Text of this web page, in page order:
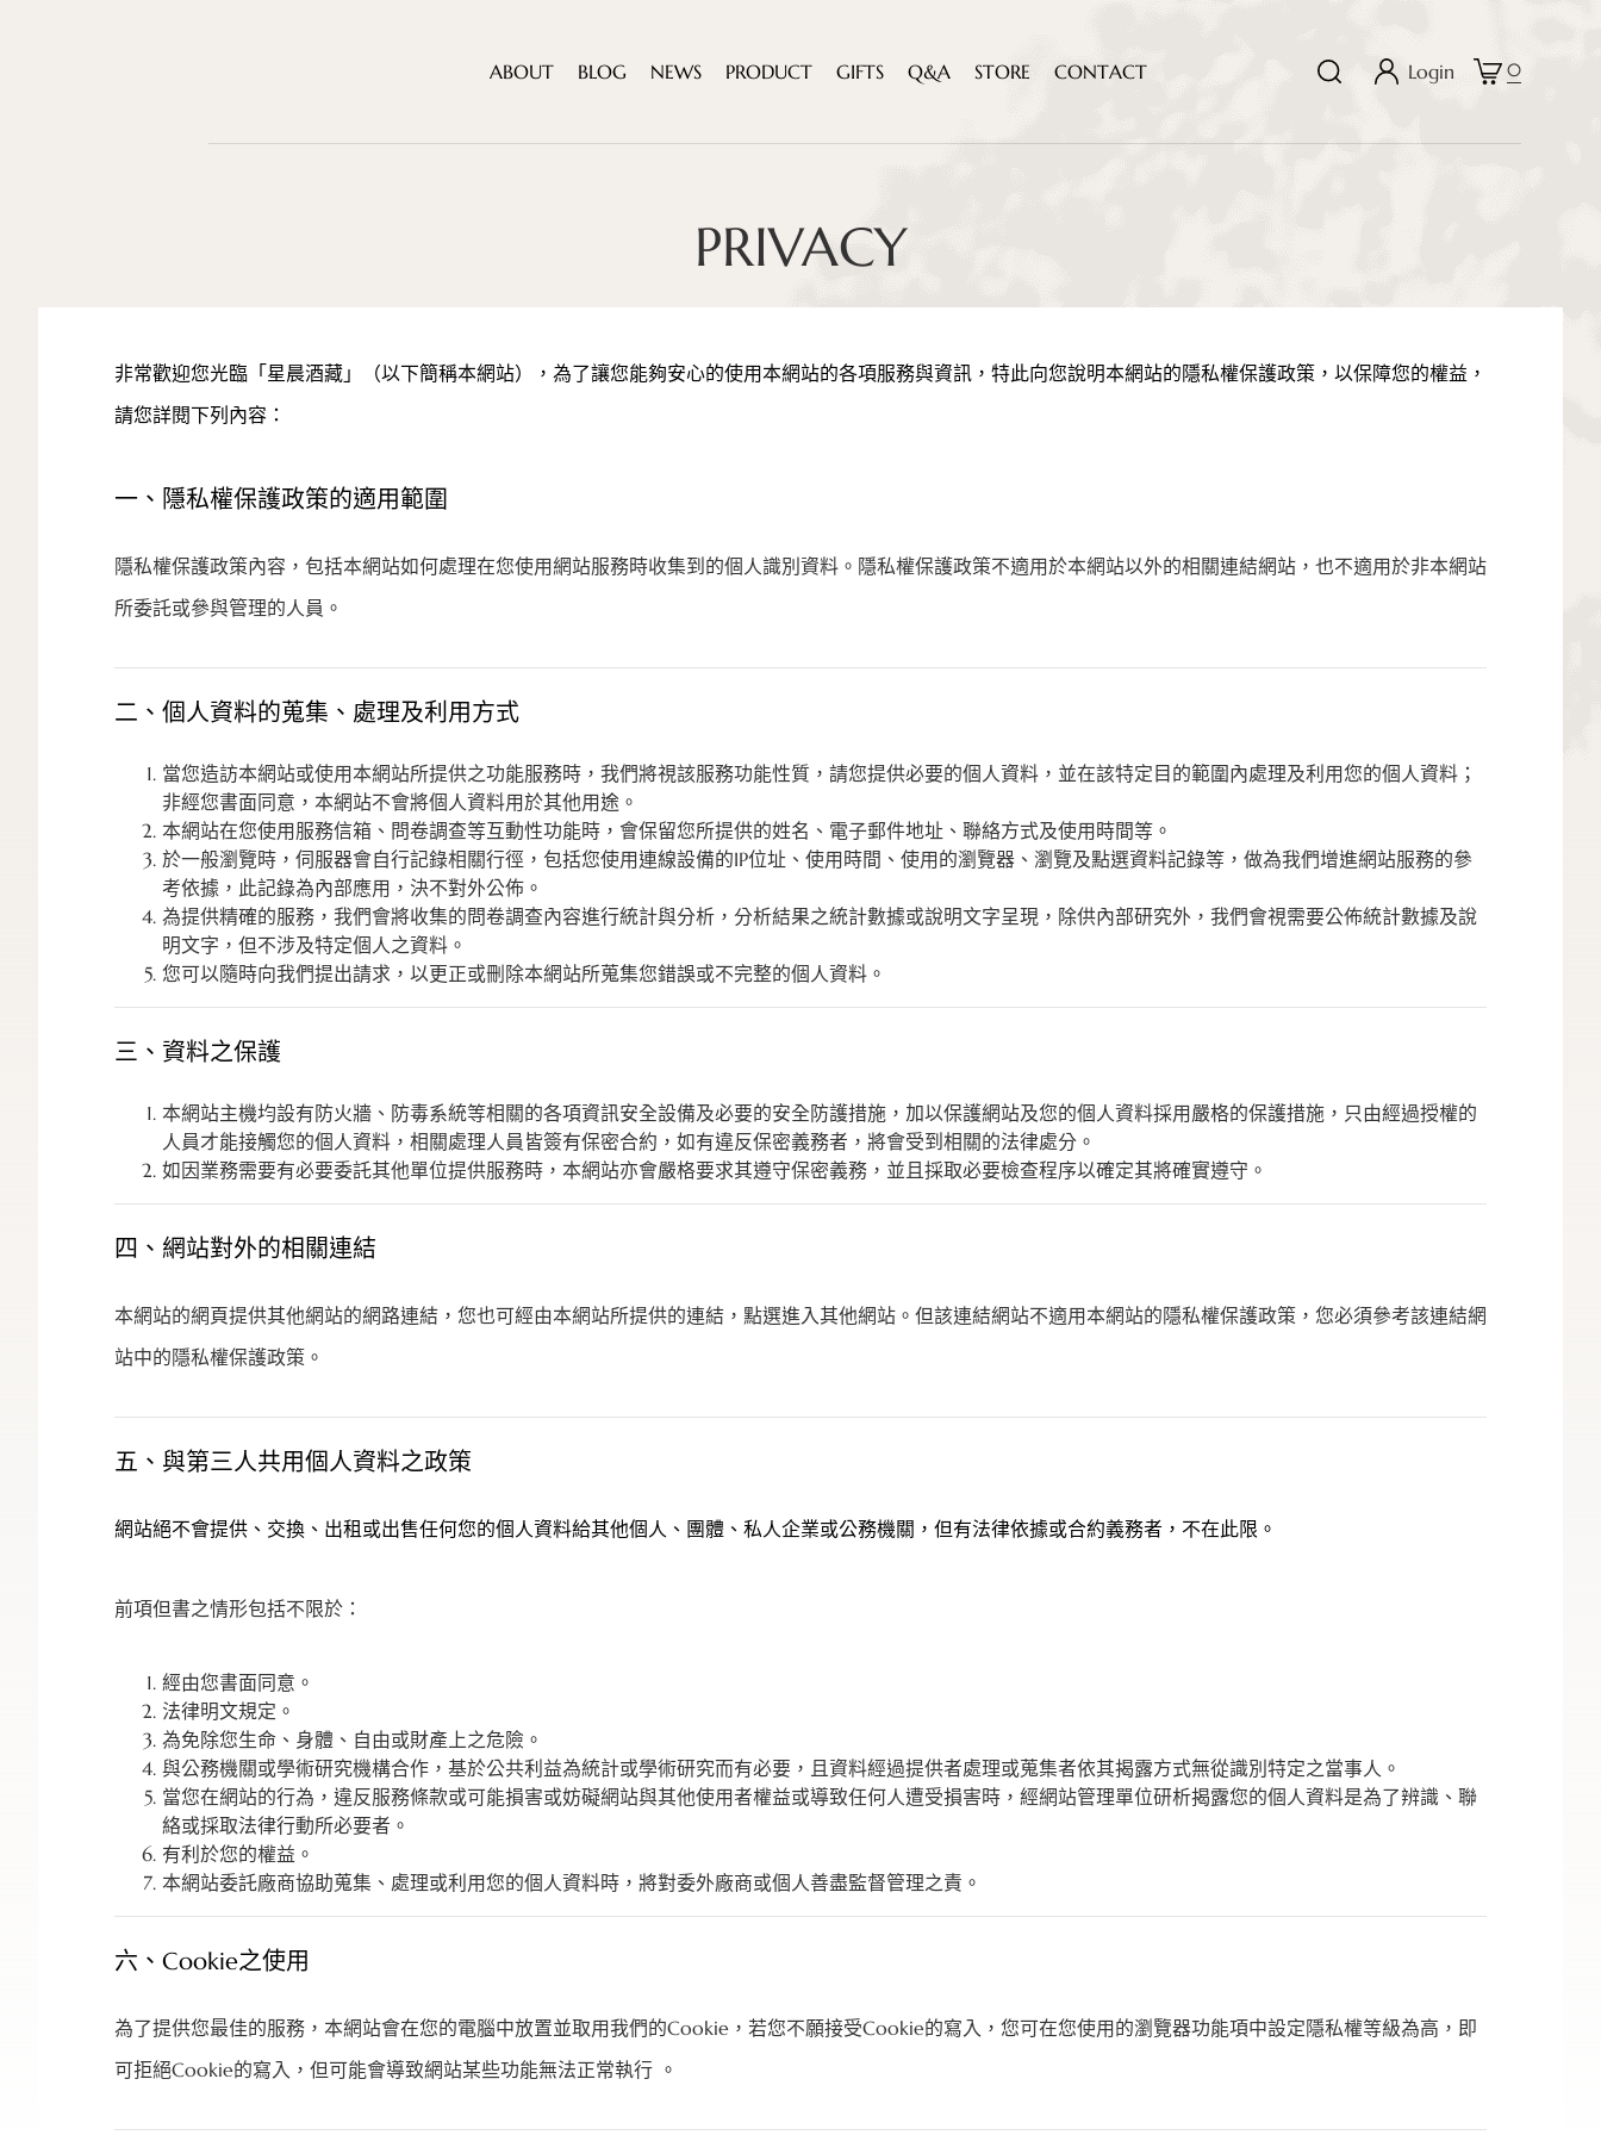
ABOUT BLOG NEWS PRODUCT GIFTS Q&A STORE CONTACT Login 0
PRIVACY
非常歡迎您光臨「星晨酒藏」（以下簡稱本網站），為了讓您能夠安心的使用本網站的各項服務與資訊，特此向您說明本網站的隱私權保護政策，以保障您的權益，
請您詳閱下列內容：
一、隱私權保護政策的適用範圍
隱私權保護政策內容，包括本網站如何處理在您使用網站服務時收集到的個人識別資料。隱私權保護政策不適用於本網站以外的相關連結網站，也不適用於非本網站
所委託或參與管理的人員。
二、個人資料的蒐集、處理及利用方式
當您造訪本網站或使用本網站所提供之功能服務時，我們將視該服務功能性質，請您提供必要的個人資料，並在該特定目的範圍內處理及利用您的個人資料；
非經您書面同意，本網站不會將個人資料用於其他用途。
本網站在您使用服務信箱、問卷調查等互動性功能時，會保留您所提供的姓名、電子郵件地址、聯絡方式及使用時間等。
於一般瀏覽時，伺服器會自行記錄相關行徑，包括您使用連線設備的IP位址、使用時間、使用的瀏覽器、瀏覽及點選資料記錄等，做為我們增進網站服務的參
考依據，此記錄為內部應用，決不對外公佈。
為提供精確的服務，我們會將收集的問卷調查內容進行統計與分析，分析結果之統計數據或說明文字呈現，除供內部研究外，我們會視需要公佈統計數據及說
明文字，但不涉及特定個人之資料。
您可以隨時向我們提出請求，以更正或刪除本網站所蒐集您錯誤或不完整的個人資料。
三、資料之保護
本網站主機均設有防火牆、防毒系統等相關的各項資訊安全設備及必要的安全防護措施，加以保護網站及您的個人資料採用嚴格的保護措施，只由經過授權的
人員才能接觸您的個人資料，相關處理人員皆簽有保密合約，如有違反保密義務者，將會受到相關的法律處分。
如因業務需要有必要委託其他單位提供服務時，本網站亦會嚴格要求其遵守保密義務，並且採取必要檢查程序以確定其將確實遵守。
四、網站對外的相關連結
本網站的網頁提供其他網站的網路連結，您也可經由本網站所提供的連結，點選進入其他網站。但該連結網站不適用本網站的隱私權保護政策，您必須參考該連結網
站中的隱私權保護政策。
五、與第三人共用個人資料之政策
網站絕不會提供、交換、出租或出售任何您的個人資料給其他個人、團體、私人企業或公務機關，但有法律依據或合約義務者，不在此限。
前項但書之情形包括不限於：
經由您書面同意。
法律明文規定。
為免除您生命、身體、自由或財產上之危險。
與公務機關或學術研究機構合作，基於公共利益為統計或學術研究而有必要，且資料經過提供者處理或蒐集者依其揭露方式無從識別特定之當事人。
當您在網站的行為，違反服務條款或可能損害或妨礙網站與其他使用者權益或導致任何人遭受損害時，經網站管理單位研析揭露您的個人資料是為了辨識、聯
絡或採取法律行動所必要者。
有利於您的權益。
本網站委託廠商協助蒐集、處理或利用您的個人資料時，將對委外廠商或個人善盡監督管理之責。
六、Cookie之使用
為了提供您最佳的服務，本網站會在您的電腦中放置並取用我們的Cookie，若您不願接受Cookie的寫入，您可在您使用的瀏覽器功能項中設定隱私權等級為高，即
可拒絕Cookie的寫入，但可能會導致網站某些功能無法正常執行 。